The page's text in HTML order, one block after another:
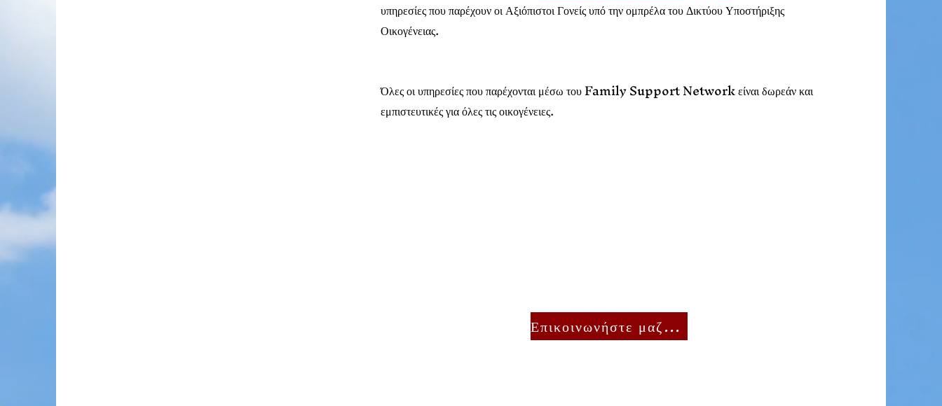
υπηρεσίες που παρέχουν οι Αξιόπιστοι Γονείς υπό την ομπρέλα του Δικτύου Υποστήριξης
Οικογένειας.
Όλες οι υπηρεσίες που παρέχονται μέσω του Family Support Network είναι δωρεάν και
εμπιστευτικές για όλες τις οικογένειες.
Επικοινωνήστε μαζί μας